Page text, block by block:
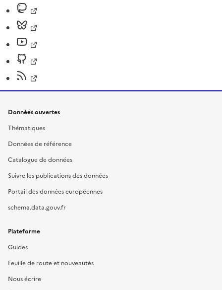
Données ouvertes
Thématiques
Données de référence
Catalogue de données
Suivre les publications des données
Portail des données européennes
schema.data.gouv.fr
Plateforme
Guides
Feuille de route et nouveautés
Nous écrire